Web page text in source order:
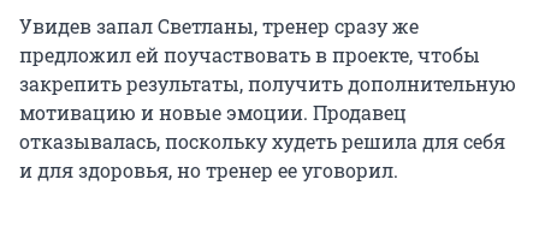
Увидев запал Светланы, тренер сразу же
предложил ей поучаствовать в проекте, чтобы
закрепить результаты, получить дополнительную
мотивацию и новые эмоции. Продавец
отказывалась, поскольку худеть решила для себя
и для здоровья, но тренер ее уговорил.